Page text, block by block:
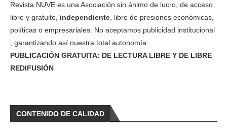
Revista NUVE es una Asociación sin ánimo de lucro, de acceso
libre y gratuito, independiente , libre de presiones económicas,
políticas o empresariales. No aceptamos publicidad institucional
, garantizando así nuestra total autonomía.
PUBLICACIÓN GRATUITA: DE LECTURA LIBRE Y DE LIBRE
REDIFUSIÓN
CONTENIDO DE CALIDAD